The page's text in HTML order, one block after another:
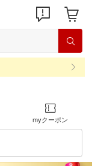
myクーポン